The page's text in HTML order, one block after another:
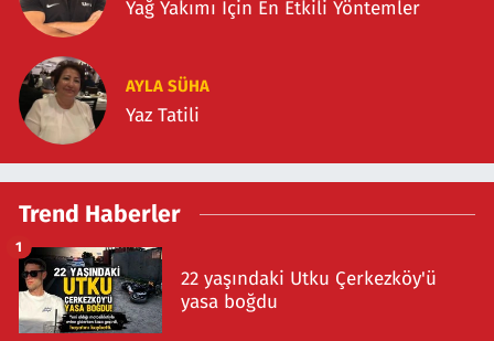
Yağ Yakımı İçin En Etkili Yöntemler
AYLA SÜHA
Yaz Tatili
Trend Haberler
22 yaşındaki Utku Çerkezköy'ü
yasa boğdu
1